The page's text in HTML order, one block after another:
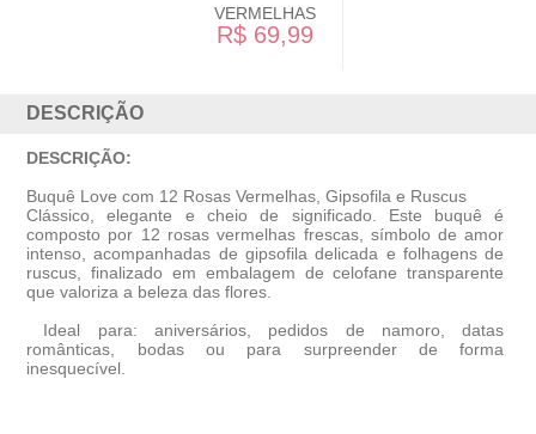
VERMELHAS
R$ 69,99
DESCRIÇÃO
DESCRIÇÃO:
Buquê Love com 12 Rosas Vermelhas, Gipsofila e Ruscus
Clássico, elegante e cheio de significado. Este buquê é
composto por 12 rosas vermelhas frescas, símbolo de amor
intenso, acompanhadas de gipsofila delicada e folhagens de
ruscus, finalizado em embalagem de celofane transparente
que valoriza a beleza das flores.
Ideal para: aniversários, pedidos de namoro, datas
românticas, bodas ou para surpreender de forma
inesquecível.